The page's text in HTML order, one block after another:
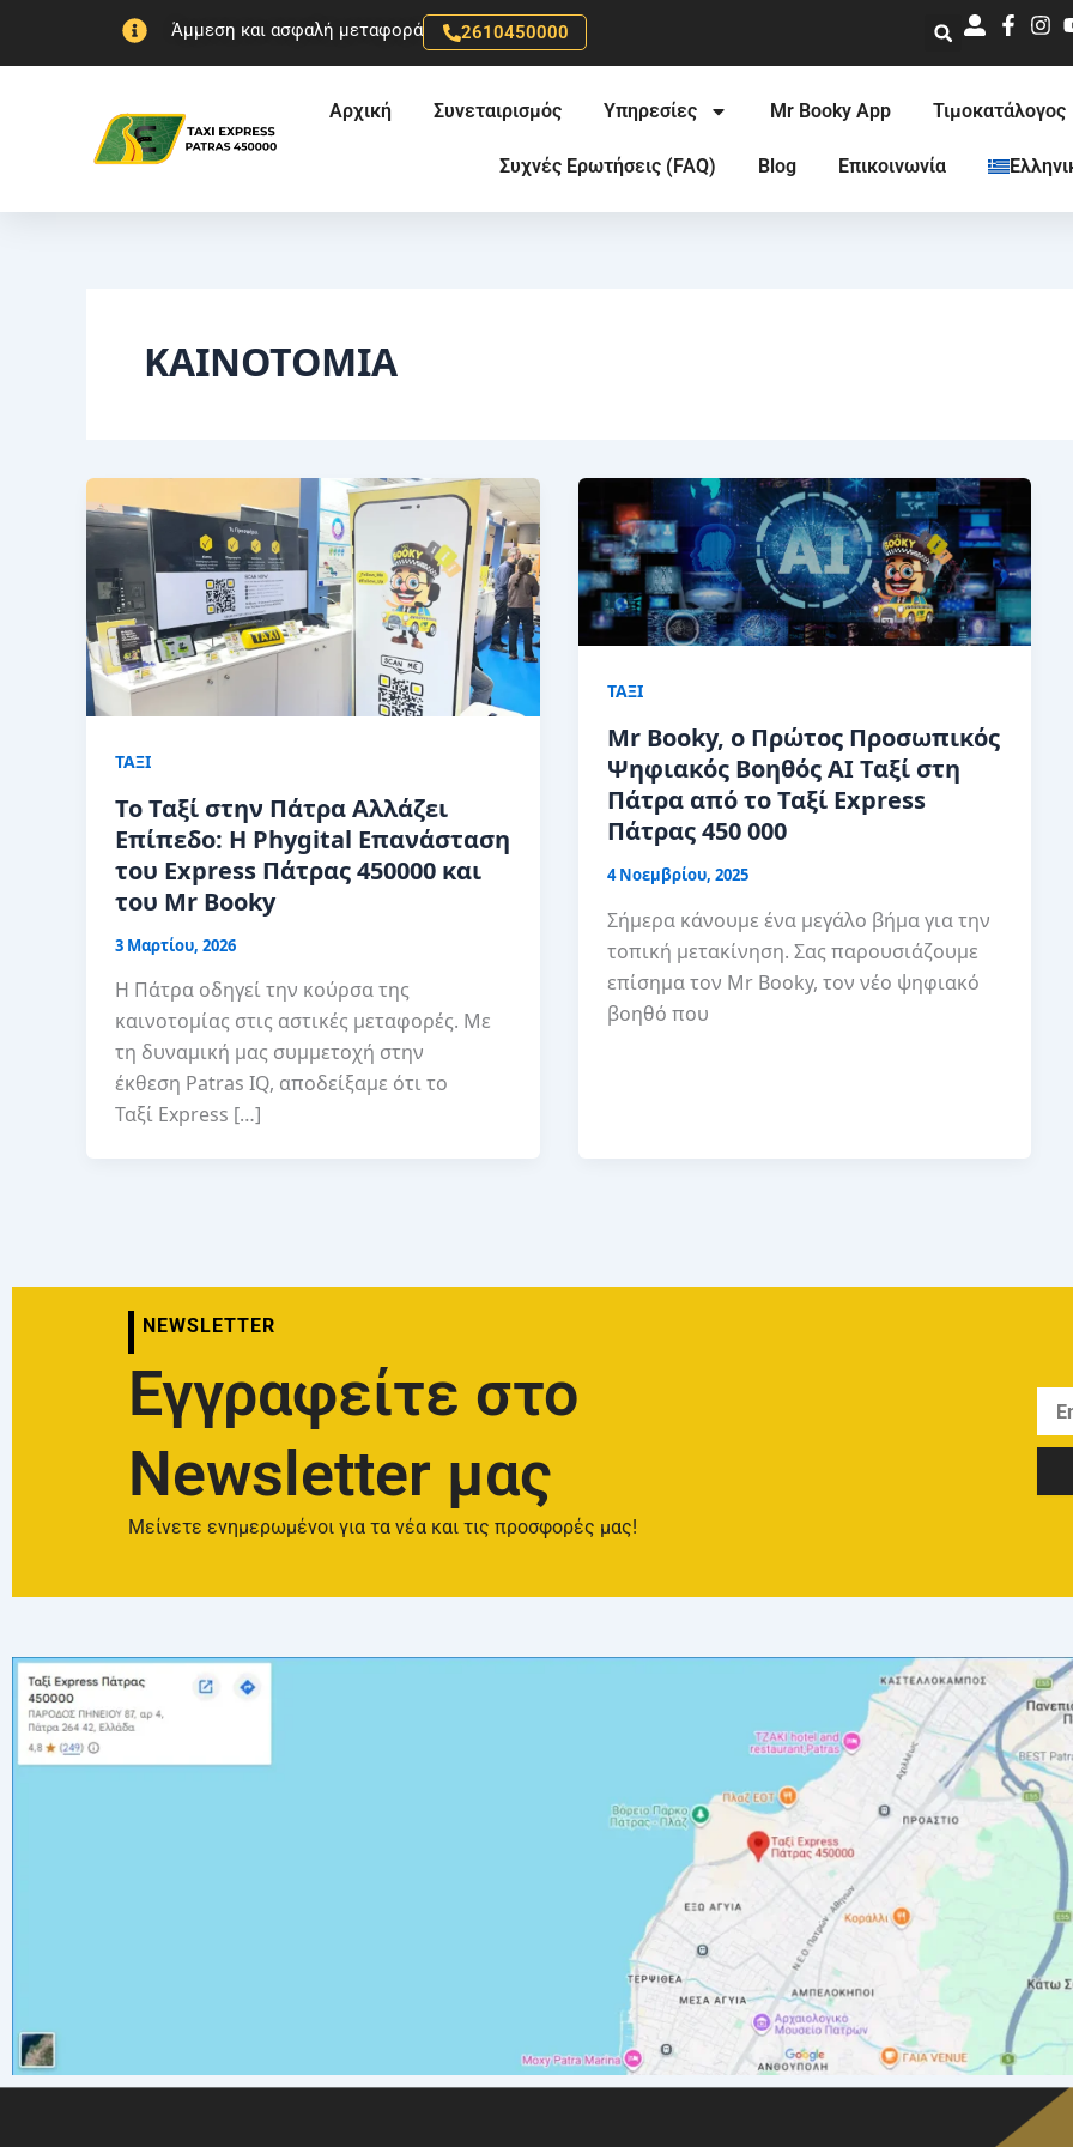
Άμμεση και ασφαλή μεταφορά 2610450000
Αρχική Συνεταιρισμός Υπηρεσίες Mr Booky App Τιμοκατάλογος
Συχνές Ερωτήσεις (FAQ) Blog Επικοινωνία
ΚΑΙΝΟΤΟΜΙΑ
ΤΑΞΙ
Το Ταξί στην Πάτρα Αλλάζει
Επίπεδο: Η Phygital Επανάσταση
του Express Πάτρας 450000 και
του Mr Booky
3 Μαρτίου, 2026
Η Πάτρα οδηγεί την κούρσα της
καινοτομίας στις αστικές μεταφορές. Με
τη δυναμική μας συμμετοχή στην
έκθεση Patras IQ, αποδείξαμε ότι το
Ταξί Express […]
ΤΑΞΙ
Mr Booky, ο Πρώτος Προσωπικός
Ψηφιακός Βοηθός AI Ταξί στη
Πάτρα από το Ταξί Express
Πάτρας 450 000
4 Νοεμβρίου, 2025
Σήμερα κάνουμε ένα μεγάλο βήμα για την
τοπική μετακίνηση. Σας παρουσιάζουμε
επίσημα τον Mr Booky, τον νέο ψηφιακό
βοηθό που
NEWSLETTER
Εγγραφείτε στο
Newsletter μας
Μείνετε ενημερωμένοι για τα νέα και τις προσφορές μας!